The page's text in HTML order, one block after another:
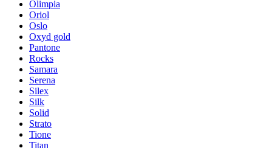
Olimpia
Oriol
Oslo
Oxyd gold
Pantone
Rocks
Samara
Serena
Silex
Silk
Solid
Strato
Tione
Titan